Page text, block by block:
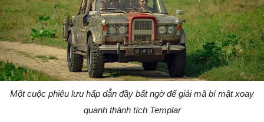
Một cuộc phiêu lưu hấp dẫn đầy bất ngờ để giải mã bí mật xoay
quanh thánh tích Templar